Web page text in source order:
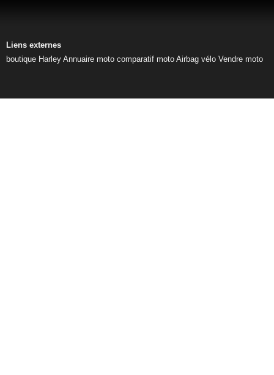
Liens externes
boutique Harley Annuaire moto comparatif moto Airbag vélo Vendre moto